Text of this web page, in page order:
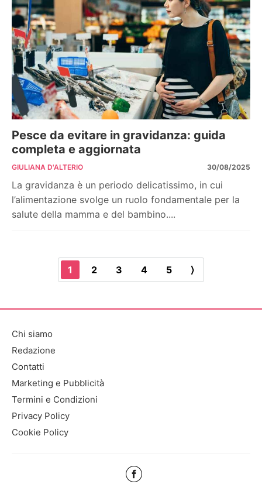
Pesce da evitare in gravidanza: guida
completa e aggiornata
GIULIANA D'ALTERIO 30/08/2025
La gravidanza è un periodo delicatissimo, in cui
l’alimentazione svolge un ruolo fondamentale per la
salute della mamma e del bambino....
1 2 3 4 5 ⟩
Chi siamo
Redazione
Contatti
Marketing e Pubblicità
Termini e Condizioni
Privacy Policy
Cookie Policy